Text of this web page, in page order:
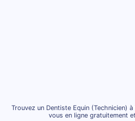
Trouvez un Dentiste Equin (Technicien)
vous en ligne gratuitement